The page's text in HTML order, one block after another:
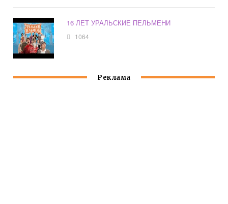
16 ЛЕТ УРАЛЬСКИЕ ПЕЛЬМЕНИ
1064
Реклама